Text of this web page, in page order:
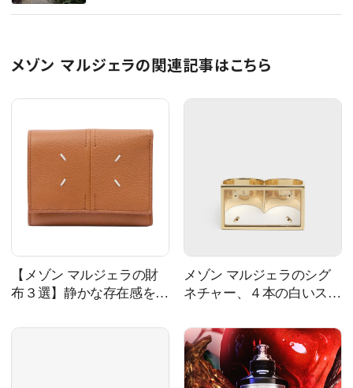
メゾン マルジェラの関連記事はこちら
【メゾン マルジェラの財
布３選】静かな存在感を放
メゾン マルジェラのシグ
ネチャー、４本の白いステ
vol.1489